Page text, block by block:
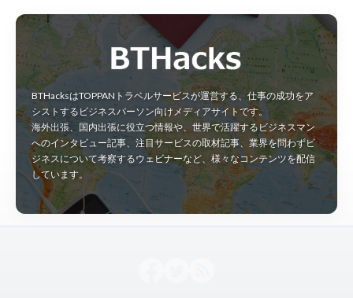
BTHacksはTOPPANトラベルサービスが運営する、仕事の成功をア
シストするビジネスパーソン向けメディアサイトです。
海外出張、国内出張に役立つ情報や、世界で活躍するビジネスマン
へのインタビュー記事、注目サービスの取材記事、業界を問わずビ
ジネスについて考察するウェビナーなど、様々なコンテンツを配信
しています。